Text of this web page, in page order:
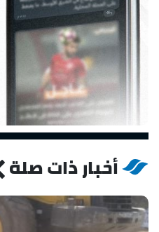
أخبار ذات صلة